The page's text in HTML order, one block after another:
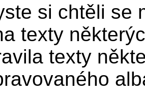
si chtěli se
texty
texty